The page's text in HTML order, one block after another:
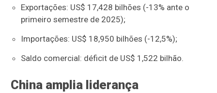
Exportações: US$ 17,428 bilhões (-13% ante o
primeiro semestre de 2025);
Importações: US$ 18,950 bilhões (-12,5%);
Saldo comercial: déficit de US$ 1,522 bilhão.
China amplia liderança